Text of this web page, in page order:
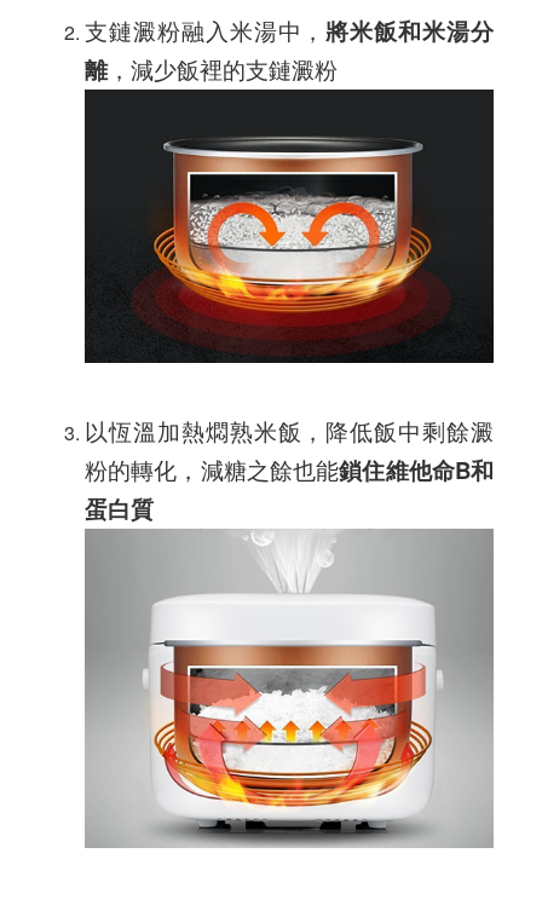
支鏈澱粉融入米湯中， 將米飯和米湯分
離，減少飯裡的支鏈澱粉
以恆溫加熱燜熟米飯，降低飯中剩餘澱
粉的轉化，減糖之餘也能鎖住維他命B和
蛋白質